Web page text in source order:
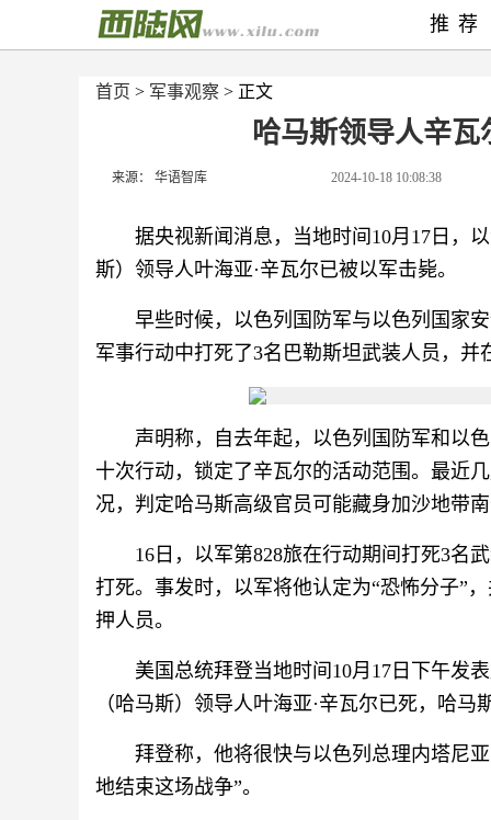
首页 > 军事观察 > 正文
哈马斯领导人辛
来源： 华语智库 2024-10-18 10:08:38
据央视新闻消息，当地时间10月17日，
斯）领导人叶海亚·辛瓦尔已被以军击毙。
早些时候，以色列国防军与以色列国家
军事行动中打死了3名巴勒斯坦武装人员，并
声明称，自去年起，以色列国防军和以
十次行动，锁定了辛瓦尔的活动范围。最近
况，判定哈马斯高级官员可能藏身加沙地带
16日，以军第828旅在行动期间打死3名
打死。事发时，以军将他认定为“恐怖分子”
押人员。
美国总统拜登当地时间10月17日下午发
（哈马斯）领导人叶海亚·辛瓦尔已死，哈
拜登称，他将很快与以色列总理内塔尼
地结束这场战争”。
推荐